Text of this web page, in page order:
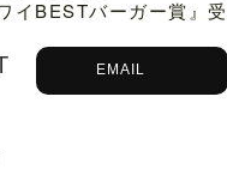
より、
ユニクロ原宿店アニ
企画
に、コラボTシャツ
イBESTバーガー賞』
EMAIL